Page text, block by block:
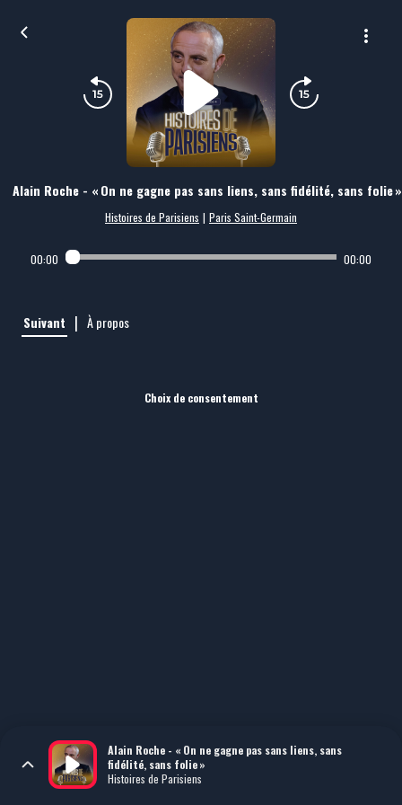
Alain Roche - « On ne gagne pas sans liens, sans fidélité, sans folie »
Histoires de Parisiens | Paris Saint-Germain
00:00 00:00
Suivant | À propos
Choix de consentement
Alain Roche - « On ne gagne pas sans liens, sans
fidélité, sans folie »
Histoires de Parisiens